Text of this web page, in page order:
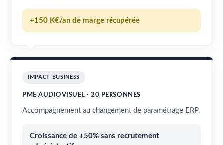
+150 K€/an de marge récupérée
IMPACT BUSINESS
PME AUDIOVISUEL · 20 PERSONNES
Accompagnement au changement de paramétrage ERP.
Croissance de +50% sans recrutement